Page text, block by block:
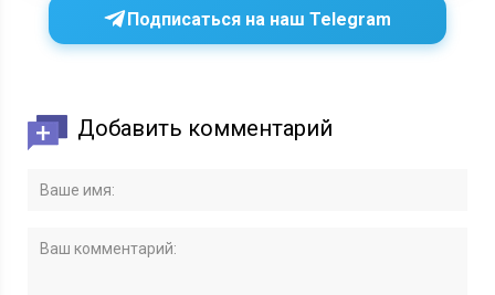
Подписаться на наш Telegram
Добавить комментарий